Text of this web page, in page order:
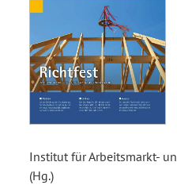
Institut für Arbeitsmarkt-
(Hg.)